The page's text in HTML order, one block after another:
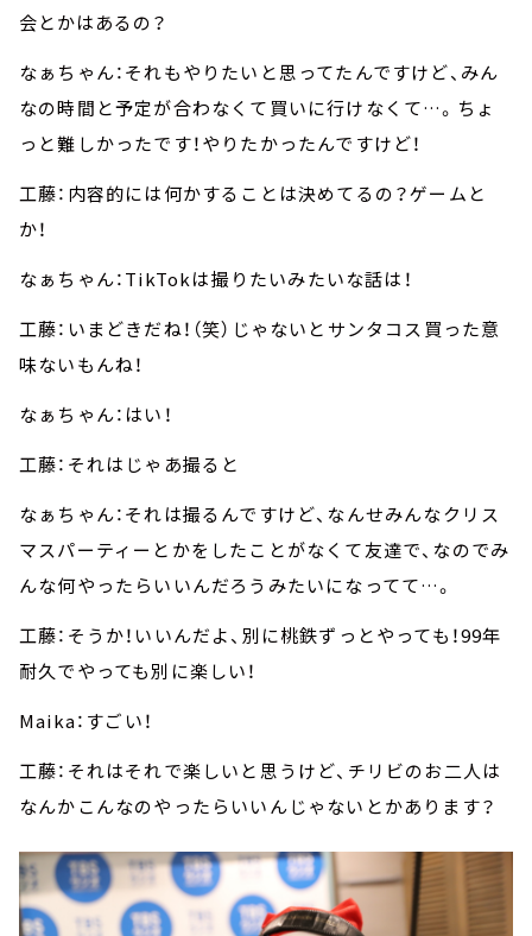
会とかはあるの？
なぁちゃん：それもやりたいと思ってたんですけど、みん
なの時間と予定が合わなくて買いに行けなくて…。ちょ
っと難しかったです！やりたかったんですけど！
工藤：内容的には何かすることは決めてるの？ゲームと
か！
なぁちゃん：TikTokは撮りたいみたいな話は！
工藤：いまどきだね！（笑）じゃないとサンタコス買った意
味ないもんね！
なぁちゃん：はい！
工藤：それはじゃあ撮ると
なぁちゃん：それは撮るんですけど、なんせみんなクリス
マスパーティーとかをしたことがなくて友達で、なのでみ
んな何やったらいいんだろうみたいになってて…。
工藤：そうか！いいんだよ、別に桃鉄ずっとやっても！99年
耐久でやっても別に楽しい！
Maika：すごい！
工藤：それはそれで楽しいと思うけど、チリビのお二人は
なんかこんなのやったらいいんじゃないとかあります？